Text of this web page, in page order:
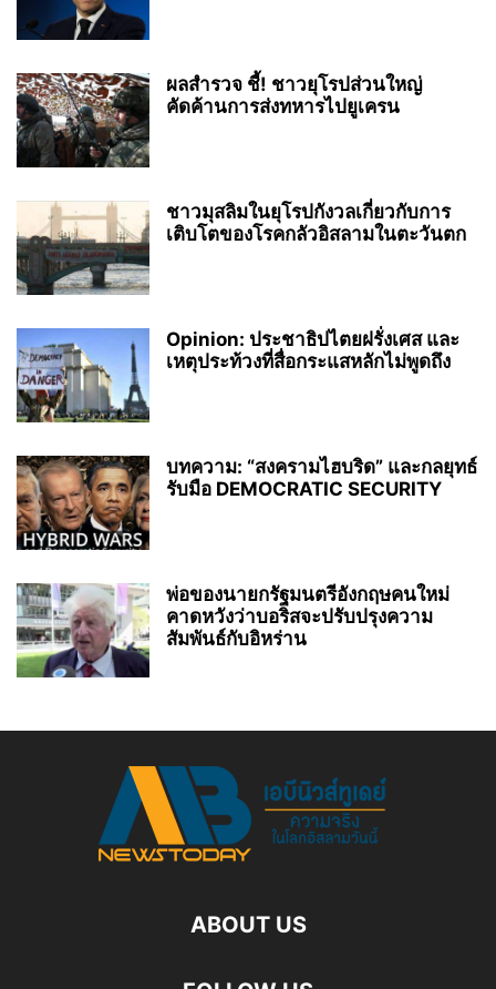
ผลสำรวจ ชี้! ชาวยุโรปส่วนใหญ่
คัดค้านการส่งทหารไปยูเครน
ชาวมุสลิมในยุโรปกังวลเกี่ยวกับการ
เติบโตของโรคกลัวอิสลามในตะวันตก
Opinion: ประชาธิปไตยฝรั่งเศส และ
เหตุประท้วงที่สื่อกระแสหลักไม่พูดถึง
บทความ: “สงครามไฮบริด” และกลยุทธ์
รับมือ DEMOCRATIC SECURITY
พ่อของนายกรัฐมนตรีอังกฤษคนใหม่
คาดหวังว่าบอริสจะปรับปรุงความ
สัมพันธ์กับอิหร่าน
ABOUT US